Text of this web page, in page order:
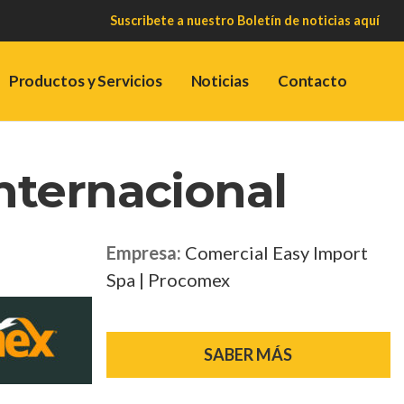
Suscribete a nuestro Boletín de noticias aquí
Productos y Servicios Noticias Contacto
Empresa: Comercial Easy Import
Spa | Procomex
SABER MÁS